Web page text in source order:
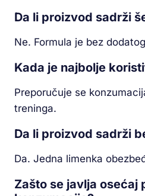
Da li proizvod sadrži
Ne. Formula je bez
Kada je najbolje
Preporučuje se
treninga.
Da li proizvod sadrži
Da. Jedna limenka
Zašto se javlja osećaj